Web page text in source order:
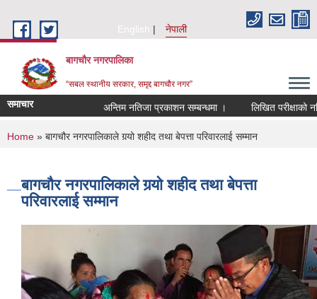
English
नेपाली
बागचौर नगरपालिका
“सबल स्थानीय सरकार, समृद्द बागचौर नगर”
समाचार अन्तिम नतिजा प्रकाशन सम्बन्धमा । लिखित परीक्षाको
You are here
Home » बागचौर नगरपालिकाले गर्‍यो शहीद तथा बेपत्ता परिवारलाई सम्मान
बागचौर नगरपालिकाले गर्‍यो शहीद तथा बेपत्ता
परिवारलाई सम्मान